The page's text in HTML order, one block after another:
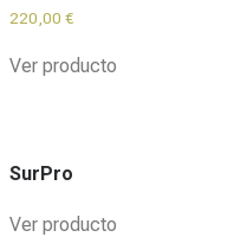
220,00 €
Ver producto
SurPro
Ver producto